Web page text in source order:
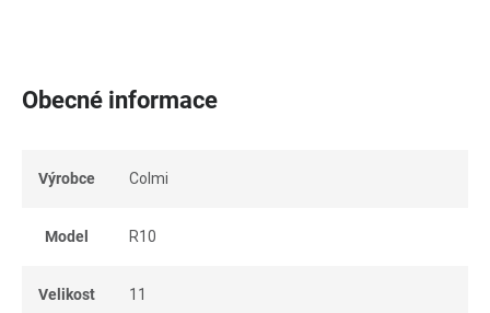
Obecné informace
Výrobce Colmi
Model R10
Velikost 11